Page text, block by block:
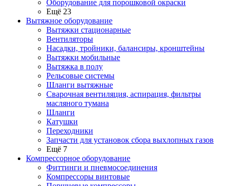
Оборудование для порошковой окраски
Ещё 23
Вытяжное оборудование
Вытяжки стационарные
Вентиляторы
Насадки, тройники, балансиры, кронштейны
Вытяжки мобильные
Вытяжка в полу
Рельсовые системы
Шланги вытяжные
Сварочная вентиляция, аспирация, фильтры
масляного тумана
Шланги
Катушки
Переходники
Запчасти для установок сбора выхлопных газов
Ещё 7
Компрессорное оборудование
Фиттинги и пневмосоединения
Компрессоры винтовые